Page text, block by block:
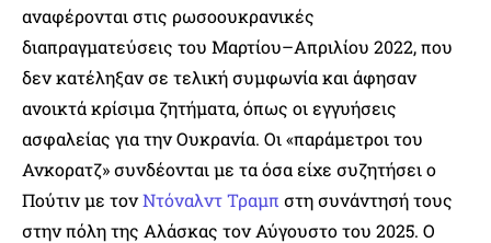
αναφέρονται στις ρωσοουκρανικές
διαπραγματεύσεις του Μαρτίου–Απριλίου 2022, που
δεν κατέληξαν σε τελική συμφωνία και άφησαν
ανοικτά κρίσιμα ζητήματα, όπως οι εγγυήσεις
ασφαλείας για την Ουκρανία. Οι «παράμετροι του
Ανκορατζ» συνδέονται με τα όσα είχε συζητήσει ο
Πούτιν με τονΝτόναλντ Τραμπ στη συνάντησή τους
στην πόλη της Αλάσκας τον Αύγουστο του 2025. Ο